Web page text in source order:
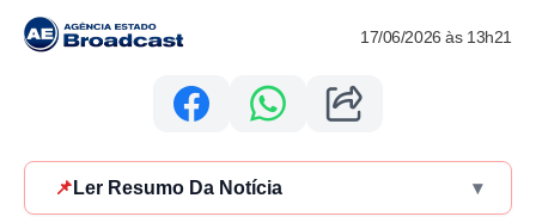
17/06/2026 às 13h21
📌 Ler Resumo Da Notícia ▾